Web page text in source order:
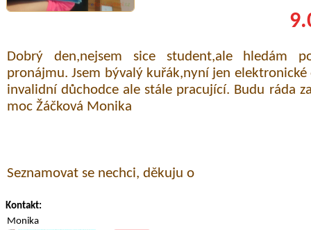
Dobrý den,nejsem sice student,ale hledám
pronájmu. Jsem bývalý kuřák,nyní jen elektronické
invalidní důchodce ale stále pracující. Budu ráda
moc Žáčková Monika
Seznamovat se nechci, děkuju o
Kontakt:
Monika